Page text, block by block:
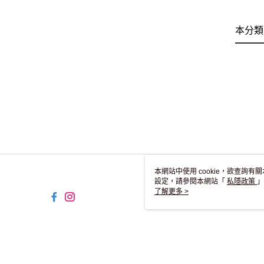
本分
本網站中使用 cookie，欲查詢有
設定，請參閱本網站「 私隱政策
用 cookie。
了解更多 >